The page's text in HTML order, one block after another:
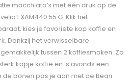
macchiato’s met één druk op de
EXAM440.55.G. Klik het
kies je favoriete kop koffie en
Dankzij het verwisselbare
tussen 2 koffiesmaken. Zo
kopje koffie en ’s avonds een
de bonen pas je aan met de Bean